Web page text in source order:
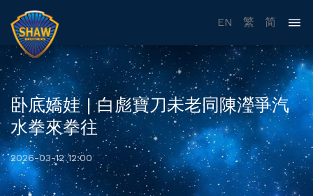
EN 繁 简
卧底嬌娃 | 白彪寶刀未老同陳瀅爭汽
水拳來拳往
2026-03-12 12:00